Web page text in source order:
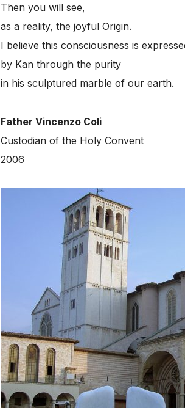
Then you will see,
as a reality, the joyful Origin.
I believe this consciousness is
by Kan through the purity
in his sculptured marble of our earth.
Father Vincenzo Coli
Custodian of the Holy Convent
2006